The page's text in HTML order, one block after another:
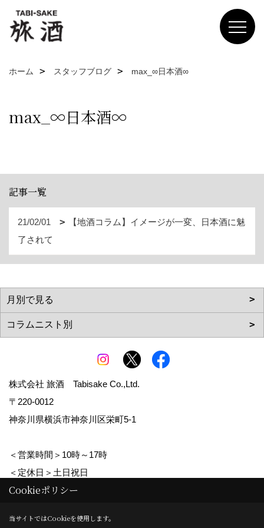
ホーム スタッフブログ max_∞日本酒∞
max_∞日本酒∞
記事一覧
21/02/01
【地酒コラム】イメージが一変、日本酒に魅
了されて
株式会社 旅酒 Tabisake Co.,Ltd.
〒220-0012
神奈川県横浜市神奈川区栄町5-1
＜営業時間＞10時～17時
＜定休日＞土日祝日
Copyright (c) tabisake. All Rights Reserved.
Cookieポリシー
当サイトではCookieを使用します。